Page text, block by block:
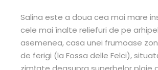
Salina este a doua cea mai mare
cele mai înalte reliefuri de pe
asemenea, casa unei frumoase
de ferigi (la Fossa delle Felci),